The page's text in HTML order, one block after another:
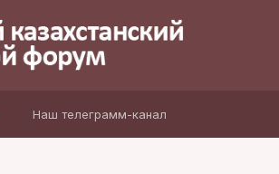
Наш телеграмм-канал